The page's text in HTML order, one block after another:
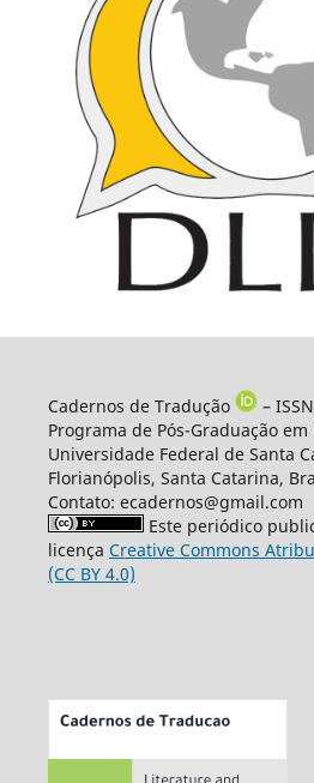
Cadernos de Tradução
–
Programa de Pós-Graduação
Universidade Federal de Santa
Florianópolis, Santa Catarina,
Contato: ecadernos@gmail.com
Este periódico
licença Creative Commons
(CC BY 4.0)